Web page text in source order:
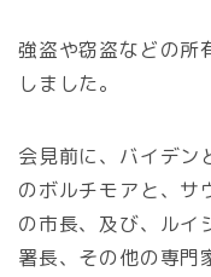
強盗や窃盗などの所
しました。
会見前に、バイデン
のボルチモアと、サ
の市長、及び、ルイ
署長、その他の専門